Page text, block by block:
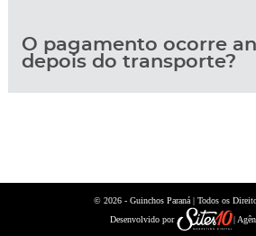
O pagamento ocorre
depois do transporte?
© 2026 -Guinchos Paraná | Todos os
Desenvolvido por
|